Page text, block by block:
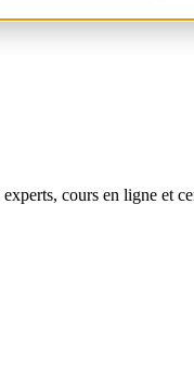
cours en ligne et